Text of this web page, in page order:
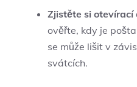
Zjistěte si otevírací
ověřte, kdy je
se může lišit v
svátcích.